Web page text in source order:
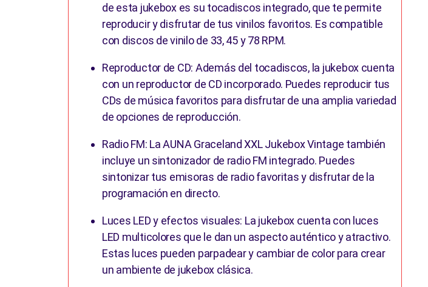
de esta jukebox es su tocadiscos integrado, que te permite
reproducir y disfrutar de tus vinilos favoritos. Es compatible
con discos de vinilo de 33, 45 y 78 RPM.
Reproductor de CD: Además del tocadiscos, la jukebox cuenta
con un reproductor de CD incorporado. Puedes reproducir tus
CDs de música favoritos para disfrutar de una amplia variedad
de opciones de reproducción.
Radio FM: La AUNA Graceland XXL Jukebox Vintage también
incluye un sintonizador de radio FM integrado. Puedes
sintonizar tus emisoras de radio favoritas y disfrutar de la
programación en directo.
Luces LED y efectos visuales: La jukebox cuenta con luces
LED multicolores que le dan un aspecto auténtico y atractivo.
Estas luces pueden parpadear y cambiar de color para crear
un ambiente de jukebox clásica.